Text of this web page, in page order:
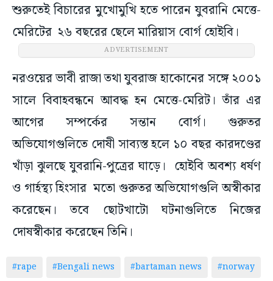
শুরুতেই বিচারের মুখোমুখি হতে পারেন যুবরানি মেত্তে-
মেরিটের ২৬ বছরের ছেলে মারিয়াস বোর্গ হোইবি।
ADVERTISEMENT
নরওয়ের ভাবী রাজা তথা যুবরাজ হাকোনের সঙ্গে ২০০১
সালে বিবাহবন্ধনে আবদ্ধ হন মেত্তে-মেরিট। তাঁর এর
আগের সম্পর্কের সন্তান বোর্গ। গুরুতর
অভিযোগগুলিতে দোষী সাব্যস্ত হলে ১০ বছর কারদণ্ডের
খাঁড়া ঝুলছে যুবরানি-পুত্রের ঘাড়ে। হোইবি অবশ্য ধর্ষণ
ও গার্হস্থ্য হিংসার মতো গুরুতর অভিযোগগুলি অস্বীকার
করেছেন। তবে ছোটখাটো ঘটনাগুলিতে নিজের
দোষস্বীকার করেছেন তিনি।
#rape #Bengali news #bartaman news #norway